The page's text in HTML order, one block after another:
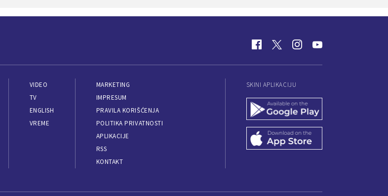
VIDEO
TV
ENGLISH
VREME
MARKETING
IMPRESUM
PRAVILA KORIŠĆENJA
POLITIKA PRIVATNOSTI
APLIKACIJE
RSS
KONTAKT
SKINI APLIKACIJU